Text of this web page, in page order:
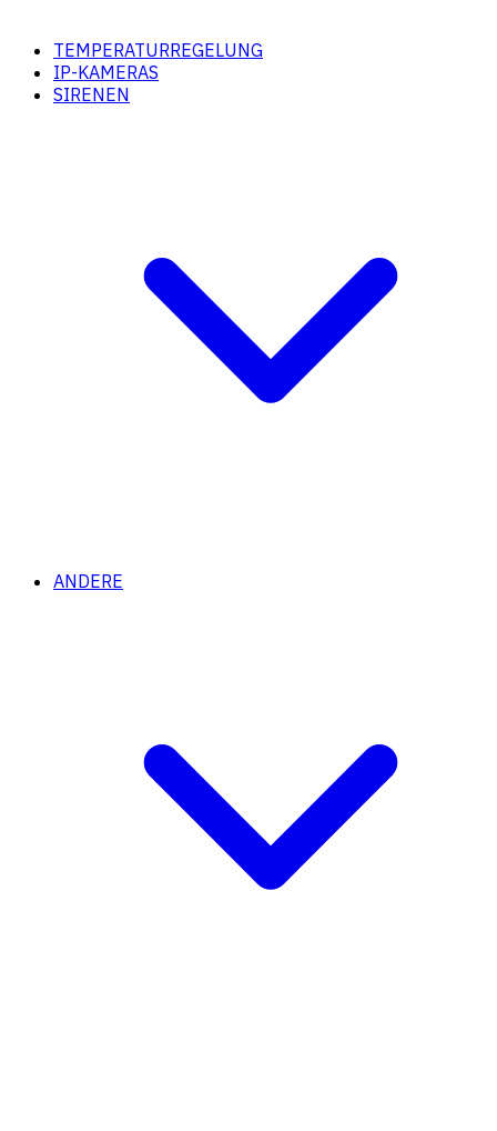
TEMPERATURREGELUNG
IP-KAMERAS
SIRENEN
ANDERE